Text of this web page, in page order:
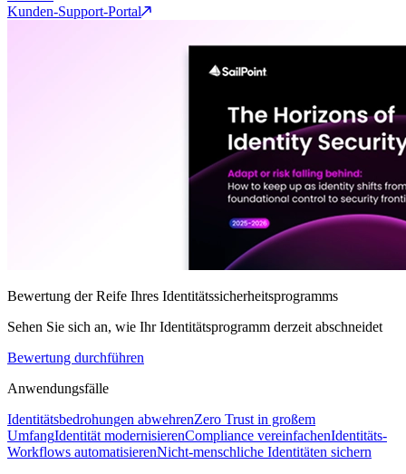
Kunden-Support-Portal
Bewertung der Reife Ihres Identitätssicherheitsprogramms
Sehen Sie sich an, wie Ihr Identitätsprogramm derzeit abschneidet
Bewertung durchführen
Anwendungsfälle
Identitätsbedrohungen abwehrenZero Trust in großem
UmfangIdentität modernisierenCompliance vereinfachenIdentitäts-
Workflows automatisierenNicht-menschliche Identitäten sichern